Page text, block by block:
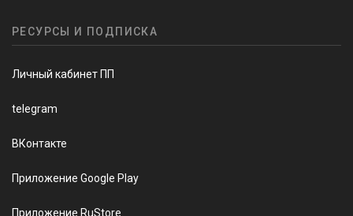
РЕСУРСЫ И ПОДПИСКА
Личный кабинет ПП
telegram
ВКонтакте
Приложение Google Play
Приложение RuStore